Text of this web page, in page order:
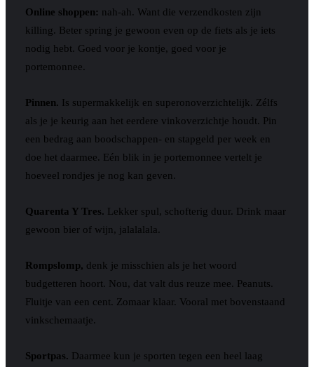
Online shoppen: nah-ah. Want die verzendkosten zijn
killing. Beter spring je gewoon even op de fiets als je iets
nodig hebt. Goed voor je kontje, goed voor je
portemonnee.
Pinnen. Is supermakkelijk en superonoverzichtelijk. Zélfs
als je je keurig aan het eerdere vinkoverzichtje houdt. Pin
een bedrag aan boodschappen- en stapgeld per week en
doe het daarmee. Eén blik in je portemonnee vertelt je
hoeveel rondjes je nog kan geven.
Quarenta Y Tres. Lekker spul, schofterig duur. Drink maar
gewoon bier of wijn, jalalalala.
Rompslomp, denk je misschien als je het woord
budgetteren hoort. Nou, dat valt dus reuze mee. Peanuts.
Fluitje van een cent. Zomaar klaar. Vooral met bovenstaand
vinkschemaatje.
Sportpas. Daarmee kun je sporten tegen een heel laag